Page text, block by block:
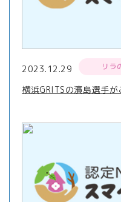
2023.12.29 リラ
横浜GRITSの濱島選手